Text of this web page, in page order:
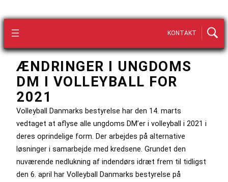
KONTAKT
ÆNDRINGER I UNGDOMS
DM I VOLLEYBALL FOR
2021
Volleyball Danmarks bestyrelse har den 14. marts
vedtaget at aflyse alle ungdoms DM’er i volleyball i 2021 i
deres oprindelige form. Der arbejdes på alternative
løsninger i samarbejde med kredsene. Grundet den
nuværende nedlukning af indendørs idræt frem til tidligst
den 6. april har Volleyball Danmarks bestyrelse på